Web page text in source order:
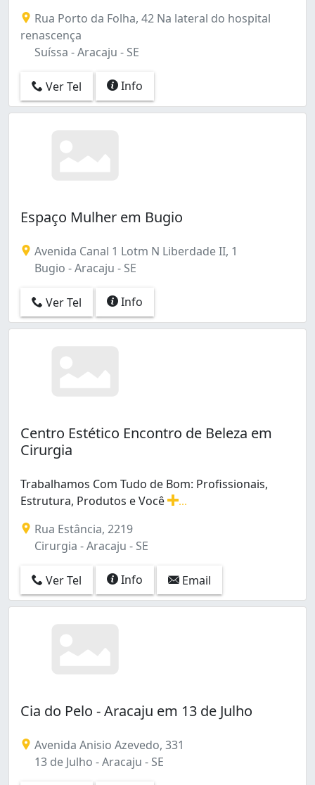
Rua Porto da Folha, 42 Na lateral do hospital
renascença
Suíssa - Aracaju - SE
Ver Tel Info
Espaço Mulher em Bugio
Avenida Canal 1 Lotm N Liberdade II, 1
Bugio - Aracaju - SE
Ver Tel Info
Centro Estético Encontro de Beleza em
Cirurgia
Trabalhamos Com Tudo de Bom: Profissionais,
Estrutura, Produtos e Você
Rua Estância, 2219
Cirurgia - Aracaju - SE
Ver Tel Info Email
Cia do Pelo - Aracaju em 13 de Julho
Avenida Anisio Azevedo, 331
13 de Julho - Aracaju - SE